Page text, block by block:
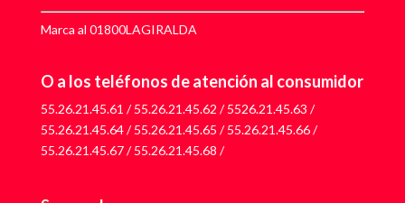
Marca al 01800LAGIRALDA
O a los teléfonos de atención al consumidor
55.26.21.45.61 /55.26.21.45.62 /5526.21.45.63 /
55.26.21.45.64/55.26.21.45.65 /55.26.21.45.66/
55.26.21.45.67/55.26.21.45.68 /